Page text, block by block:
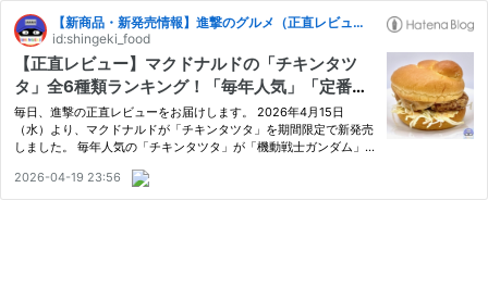
【新商品・新発売情報】進撃のグルメ（正直レビュー）
id:shingeki_food
【正直レビュー】マクドナルドの「チキンタツ
タ」全6種類ランキング！「毎年人気」「定番・
新作・復活どれもおいしい」
毎日、進撃の正直レビューをお届けします。 2026年4月15日
（水）より、マクドナルドが「チキンタツタ」を期間限定で新発売
しました。 毎年人気の「チキンタツタ」が「機動戦士ガンダム」
ンタツタ」、定番の「チキンタツタ」に加え、「シャカシャカポテ
ト じ…
2026-04-19 23:56